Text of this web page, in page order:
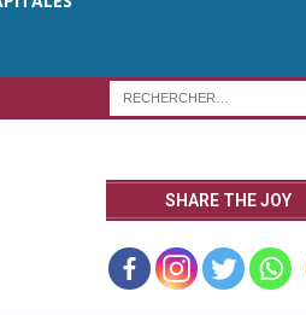
SHARE THE JOY